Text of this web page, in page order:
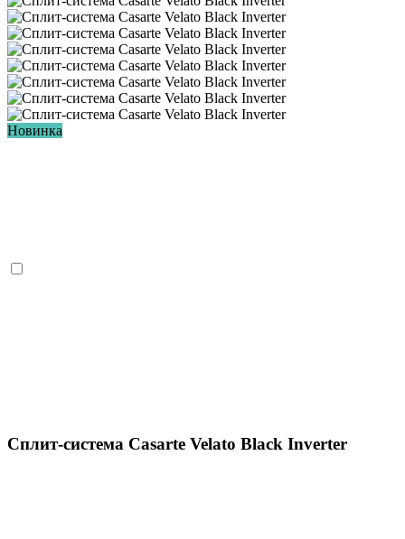
Новинка
Сплит-система Casarte Velato Black Inverter